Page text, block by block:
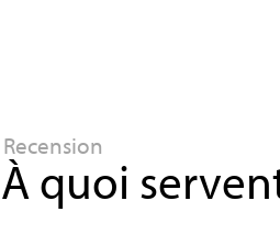
Recension
À quoi